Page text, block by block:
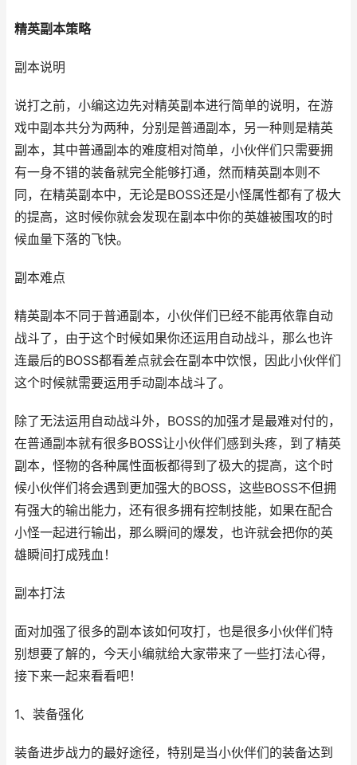
精英副本策略
副本说明
说打之前，小编这边先对精英副本进行简单的说明，在游
戏中副本共分为两种，分别是普通副本，另一种则是精英
副本，其中普通副本的难度相对简单，小伙伴们只需要拥
有一身不错的装备就完全能够打通，然而精英副本则不
同，在精英副本中，无论是BOSS还是小怪属性都有了极大
的提高，这时候你就会发现在副本中你的英雄被围攻的时
候血量下落的飞快。
副本难点
精英副本不同于普通副本，小伙伴们已经不能再依靠自动
战斗了，由于这个时候如果你还运用自动战斗，那么也许
连最后的BOSS都看差点就会在副本中饮恨，因此小伙伴们
这个时候就需要运用手动副本战斗了。
除了无法运用自动战斗外，BOSS的加强才是最难对付的，
在普通副本就有很多BOSS让小伙伴们感到头疼，到了精英
副本，怪物的各种属性面板都得到了极大的提高，这个时
候小伙伴们将会遇到更加强大的BOSS，这些BOSS不但拥
有强大的输出能力，还有很多拥有控制技能，如果在配合
小怪一起进行输出，那么瞬间的爆发，也许就会把你的英
雄瞬间打成残血！
副本打法
面对加强了很多的副本该如何攻打，也是很多小伙伴们特
别想要了解的，今天小编就给大家带来了一些打法心得，
接下来一起来看看吧！
1、装备强化
装备进步战力的最好途径，特别是当小伙伴们的装备达到